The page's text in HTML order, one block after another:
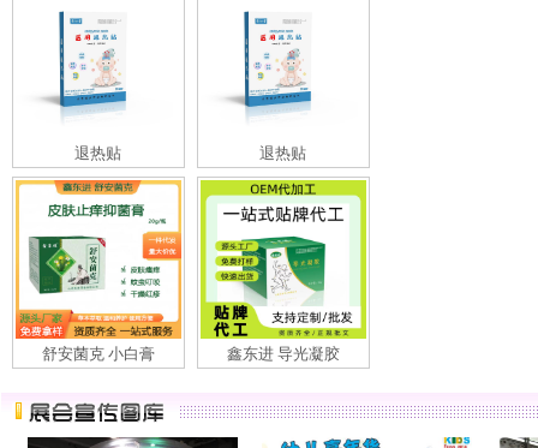
退热贴 退热贴
舒安菌克 小白膏 鑫东进 导光凝胶